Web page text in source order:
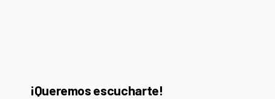
¡Queremos escucharte!